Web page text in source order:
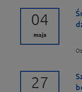
04
maja
27